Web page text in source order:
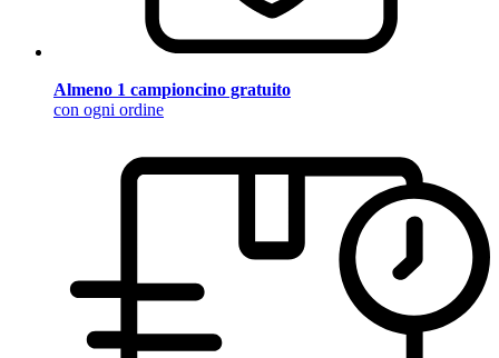
Almeno 1 campioncino gratuito
con ogni ordine